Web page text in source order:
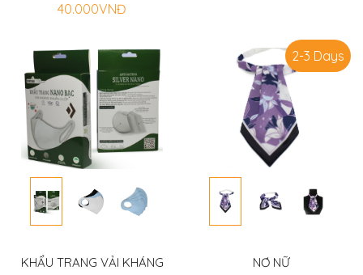
Cửa
Hàng
Tin
Tức
Liên
Hệ
Tài khoản
40.000VNĐ
KHẨU TRANG VẢI KHÁNG
2-3 Days
NƠ NỮ